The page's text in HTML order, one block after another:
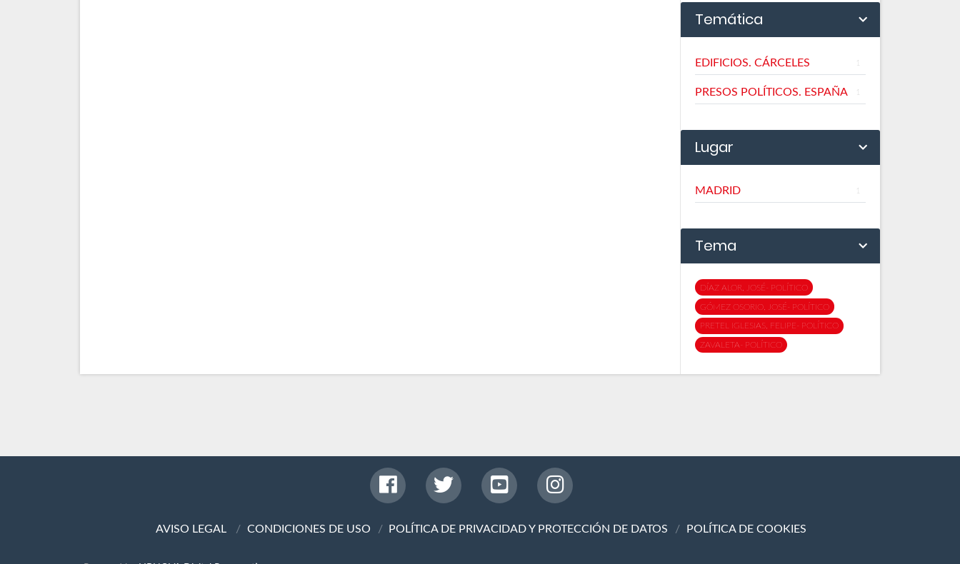
Temática
1
EDIFICIOS. CÁRCELES
1
PRESOS POLÍTICOS. ESPAÑA
Lugar
1
MADRID
Tema
DÍAZ ALOR, JOSÉ- POLÍTICO
GÓMEZ OSORIO, JOSÉ- POLÍTICO
PRETEL IGLESIAS, FELIPE- POLÍTICO
ZAVALETA- POLÍTICO
AVISO LEGAL CONDICIONES DE USO POLÍTICA DE PRIVACIDAD Y PROTECCIÓN DE DATOS POLÍTICA DE COOKIES